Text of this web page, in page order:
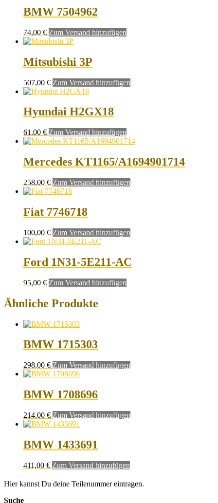
BMW 7504962
74,00 € Zum Versand hinzufügen
Mitsubishi 3P
507,00 € Zum Versand hinzufügen
Hyundai H2GX18
61,00 € Zum Versand hinzufügen
Mercedes KT1165/A1694901714
258,00 € Zum Versand hinzufügen
Fiat 7746718
100,00 € Zum Versand hinzufügen
Ford 1N31-5E211-AC
95,00 € Zum Versand hinzufügen
Ähnliche Produkte
BMW 1715303
298,00 € Zum Versand hinzufügen
BMW 1708696
214,00 € Zum Versand hinzufügen
BMW 1433691
411,00 € Zum Versand hinzufügen
Hier kannst Du deine Teilenummer eintragen.
Suche